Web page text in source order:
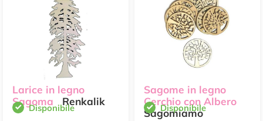
Larice in legno
Sagoma
Renkalik
Disponibile
Sagome in legno
Cerchio con Albero
Sagomiamo
Disponibile